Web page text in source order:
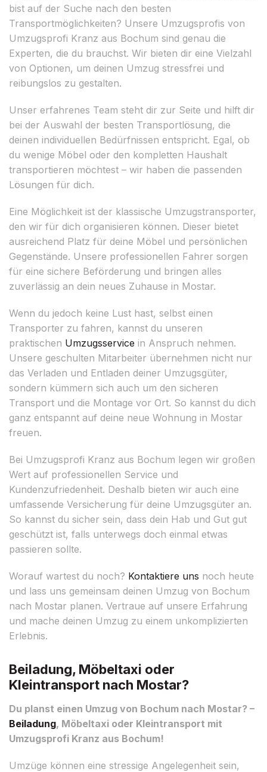
bist auf der Suche nach den besten
Transportmöglichkeiten? Unsere Umzugsprofis von
Umzugsprofi Kranz aus Bochum sind genau die
Experten, die du brauchst. Wir bieten dir eine Vielzahl
von Optionen, um deinen Umzug stressfrei und
reibungslos zu gestalten.
Unser erfahrenes Team steht dir zur Seite und hilft dir
bei der Auswahl der besten Transportlösung, die
deinen individuellen Bedürfnissen entspricht. Egal, ob
du wenige Möbel oder den kompletten Haushalt
transportieren möchtest – wir haben die passenden
Lösungen für dich.
Eine Möglichkeit ist der klassische Umzugstransporter,
den wir für dich organisieren können. Dieser bietet
ausreichend Platz für deine Möbel und persönlichen
Gegenstände. Unsere professionellen Fahrer sorgen
für eine sichere Beförderung und bringen alles
zuverlässig an dein neues Zuhause in Mostar.
Wenn du jedoch keine Lust hast, selbst einen
Transporter zu fahren, kannst du unseren
praktischen Umzugsservice in Anspruch nehmen.
Unsere geschulten Mitarbeiter übernehmen nicht nur
das Verladen und Entladen deiner Umzugsgüter,
sondern kümmern sich auch um den sicheren
Transport und die Montage vor Ort. So kannst du dich
ganz entspannt auf deine neue Wohnung in Mostar
freuen.
Bei Umzugsprofi Kranz aus Bochum legen wir großen
Wert auf professionellen Service und
Kundenzufriedenheit. Deshalb bieten wir auch eine
umfassende Versicherung für deine Umzugsgüter an.
So kannst du sicher sein, dass dein Hab und Gut gut
geschützt ist, falls unterwegs doch einmal etwas
passieren sollte.
Worauf wartest du noch? Kontaktiere uns noch heute
und lass uns gemeinsam deinen Umzug von Bochum
nach Mostar planen. Vertraue auf unsere Erfahrung
und mache deinen Umzug zu einem unkomplizierten
Erlebnis.
Beiladung, Möbeltaxi oder
Kleintransport nach Mostar?
Du planst einen Umzug von Bochum nach Mostar? –
Beiladung, Möbeltaxi oder Kleintransport mit
Umzugsprofi Kranz aus Bochum!
Umzüge können eine stressige Angelegenheit sein,